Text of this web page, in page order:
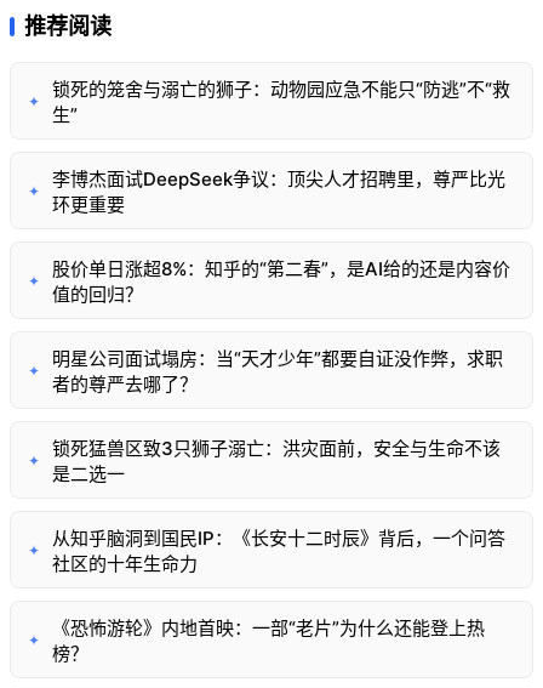
推荐阅读
✦
锁死的笼舍与溺亡的狮子：动物园应急不能只“防逃”不“救
生”
✦
李博杰面试DeepSeek争议：顶尖人才招聘里，尊严比光
环更重要
✦
股价单日涨超8%：知乎的“第二春”，是AI给的还是内容价
值的回归？
✦
明星公司面试塌房：当“天才少年”都要自证没作弊，求职
者的尊严去哪了？
✦
锁死猛兽区致3只狮子溺亡：洪灾面前，安全与生命不该
是二选一
✦
从知乎脑洞到国民IP：《长安十二时辰》背后，一个问答
社区的十年生命力
✦
《恐怖游轮》内地首映：一部“老片”为什么还能登上热
榜？